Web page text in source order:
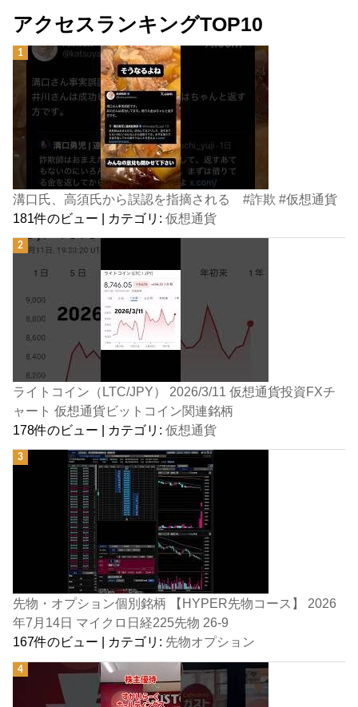
アクセスランキングTOP10
溝口氏、高須氏から誤認を指摘される #詐欺 #仮想通貨
181件のビュー | カテゴリ:仮想通貨
ライトコイン（LTC/JPY） 2026/3/11 仮想通貨投資FXチ
ャート 仮想通貨ビットコイン関連銘柄
178件のビュー | カテゴリ:仮想通貨
先物・オプション個別銘柄 【HYPER先物コース】 2026
年7月14日 マイクロ日経225先物 26-9
167件のビュー
カテゴリ: 先物オプション